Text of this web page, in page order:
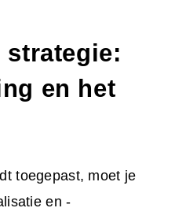
en het
toegepast, moet je
en -